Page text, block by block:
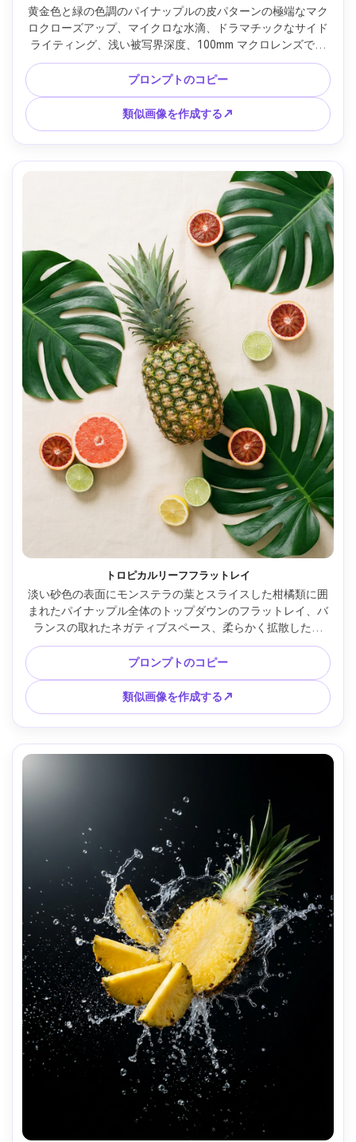
黄金色と緑の色調のパイナップルの皮パターンの極端なマク
ロクローズアップ、マイクロな水滴、ドラマチックなサイド
ライティング、浅い被写界深度、100mm マクロレンズで撮
影、f/4、クリーミーなボケで小さな領域にかみそりのように
シャープなディテール、フォトリアル、プレミアムな食べ物
写真の外観 --ar 4:5
プロンプトのコピー
類似画像を作成する↗
トロピカルリーフフラットレイ
淡い砂色の表面にモンステラの葉とスライスした柑橘類に囲
まれたパイナップル全体のトップダウンのフラットレイ、バ
ランスの取れたネガティブスペース、柔らかく拡散した日
光、編集用サマースタイリング、50mmで撮影、f/5.6、自然
な影、鮮やかだがリアルなカラーグレーディング --ar 4:5
プロンプトのコピー
類似画像を作成する↗